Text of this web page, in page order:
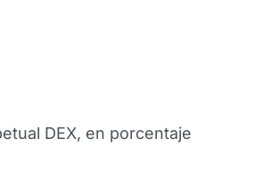
DEX, en porcentaje